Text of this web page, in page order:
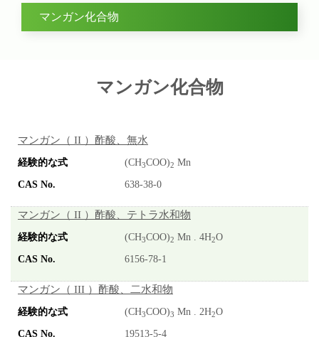
マンガン化合物
マンガン化合物
マンガン（ II ）酢酸、無水
(CH3COO)2 Mn
638-38-0
マンガン（ II ）酢酸、テトラ水和物
(CH3COO)2 Mn . 4H2O
6156-78-1
マンガン（ III ）酢酸、二水和物
(CH3COO)3 Mn . 2H2O
19513-5-4